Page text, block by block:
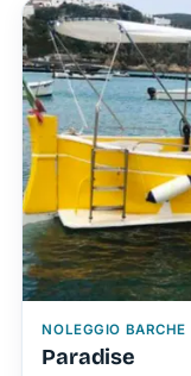
NOLEGGIO BARCHE
Paradise